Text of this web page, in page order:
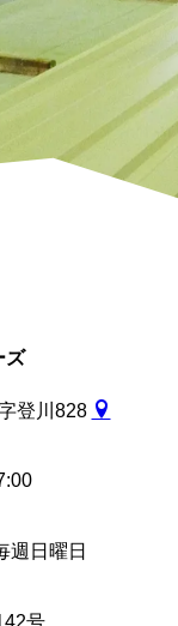
ズ
登川828
週日曜日
号